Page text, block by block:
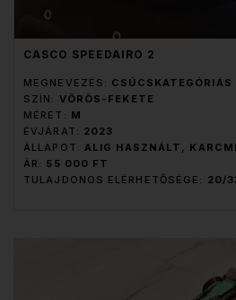
CASCO SPEEDAIRO 2
MEGNEVEZÉS:
SZÍN: VÖRÖS-FEKETE
MÉRET: M
ÉVJÁRAT: 2023
ÁLLAPOT: ALIG HASZNÁLT,
ÁR: 55 000 FT
TULAJDONOS ELÉRHETŐSÉGE: 20/